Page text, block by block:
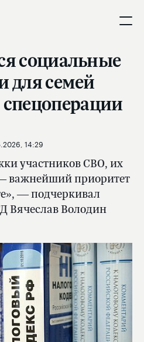
социальные
для семей
участников СВО, их
важнейший приоритет
— подчеркивал
Вячеслав Володин
14:29